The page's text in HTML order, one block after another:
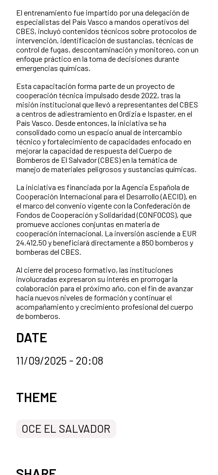
El entrenamiento fue impartido por una delegación de
especialistas del País Vasco a mandos operativos del
CBES, incluyó contenidos técnicos sobre protocolos de
intervención, identificación de sustancias, técnicas de
control de fugas, descontaminación y monitoreo, con un
enfoque práctico en la toma de decisiones durante
emergencias químicas.
Esta capacitación forma parte de un proyecto de
cooperación técnica impulsado desde 2022, tras la
misión institucional que llevó a representantes del CBES
a centros de adiestramiento en Ordizia e Ispaster, en el
País Vasco. Desde entonces, la iniciativa se ha
consolidado como un espacio anual de intercambio
técnico y fortalecimiento de capacidades enfocado en
mejorar la capacidad de respuesta del Cuerpo de
Bomberos de El Salvador (CBES) en la temática de
manejo de materiales peligrosos y sustancias químicas.
La iniciativa es financiada por la Agencia Española de
Cooperación Internacional para el Desarrollo (AECID), en
el marco del convenio vigente con la Confederación de
Fondos de Cooperación y Solidaridad (CONFOCOS), que
promueve acciones conjuntas en materia de
cooperación internacional. La inversión asciende a EUR
24.412,50 y beneficiará directamente a 850 bomberos y
bomberas del CBES.
Al cierre del proceso formativo, las instituciones
involucradas expresaron su interés en prorrogar la
colaboración para el próximo año, con el fin de avanzar
hacia nuevos niveles de formación y continuar el
acompañamiento y crecimiento profesional del cuerpo
de bomberos.
DATE
11/09/2025 - 20:08
News categories
THEME
OCE EL SALVADOR